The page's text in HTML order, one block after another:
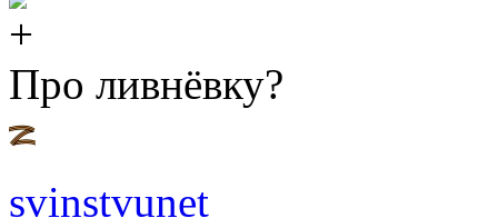
Про ливнёвку?
svinstvunet